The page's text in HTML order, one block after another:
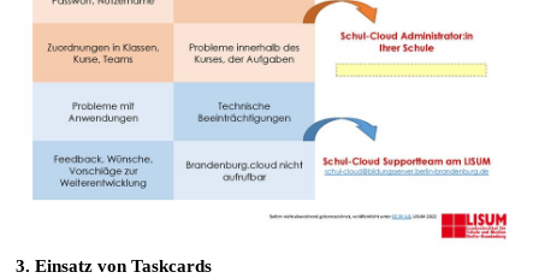
3. Einsatz von Taskcards